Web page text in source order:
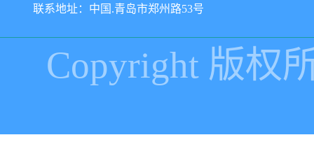
联系地址：中国.青岛市郑州路53号
Copyright 版权